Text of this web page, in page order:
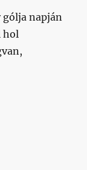
napján
hol